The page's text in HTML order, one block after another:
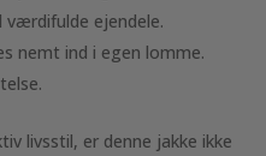
værdifulde ejendele.
nemt ind i egen lomme.
livsstil, er denne jakke ikke